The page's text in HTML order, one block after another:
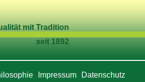
mit Tradition
seit 1892
Impressum Datenschutz